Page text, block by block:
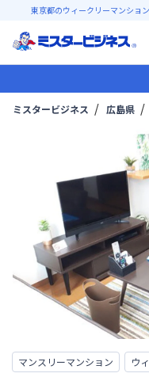
東京都のウィークリーマンショ
ミスタービジネス 広島県
マンスリーマンション ウ